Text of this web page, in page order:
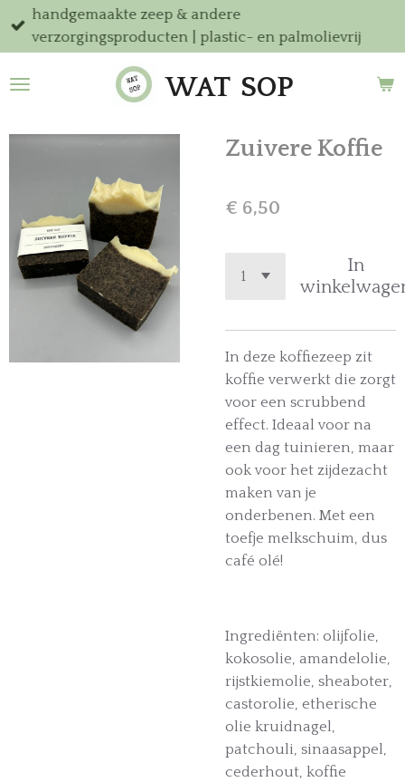
Ga
direct
de
WAT SOP
handgemaakte zeep & andere
verzorgingsproducten | plastic- en palmolievrij
Zuivere Koffie
€ 6,50
In
In deze koffiezeep zit
koffie verwerkt die zorgt
voor een scrubbend
effect. Ideaal voor na
een dag tuinieren, maar
ook voor het zijdezacht
maken van je
onderbenen. Met een
toefje melkschuim, dus
café olé!
Ingrediënten: olijfolie,
kokosolie, amandelolie,
rijstkiemolie, sheaboter,
castorolie, etherische
olie kruidnagel,
patchouli, sinaasappel,
cederhout, koffie